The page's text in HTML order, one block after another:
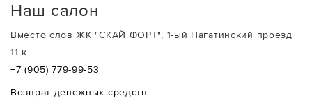
Наш салон
Вместо слов ЖК "СКАЙ ФОРТ", 1-ый Нагатинский проезд
11 к
+7 (905) 779-99-53
Возврат денежных средств